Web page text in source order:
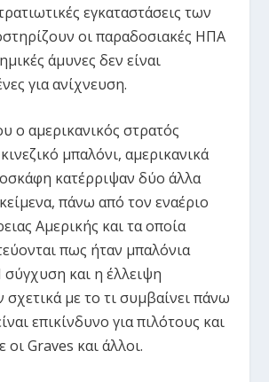
εγκαταστάσεις των
οι παραδοσιακές ΗΠΑ
άμυνες δεν είναι
για ανίχνευση.
ο αμερικανικός στρατός
μπαλόνι, αμερικανικά
κατέρριψαν δύο άλλα
πάνω από τον εναέριο
Αμερικής και τα οποία
πως ήταν μπαλόνια
και η έλλειψη
με το τι συμβαίνει πάνω
επικίνδυνο για πιλότους και
οι Graves και άλλοι.